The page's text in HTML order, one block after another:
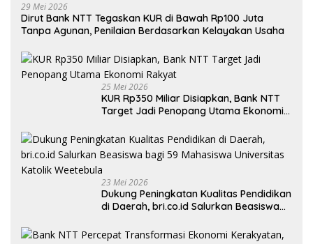
29 Mei 2026
Dirut Bank NTT Tegaskan KUR di Bawah Rp100 Juta
Tanpa Agunan, Penilaian Berdasarkan Kelayakan Usaha
25 Mei 2026
KUR Rp350 Miliar Disiapkan, Bank NTT
Target Jadi Penopang Utama Ekonomi
23 Mei 2026
Dukung Peningkatan Kualitas Pendidikan
di Daerah, bri.co.id Salurkan Beasiswa
Weetebula